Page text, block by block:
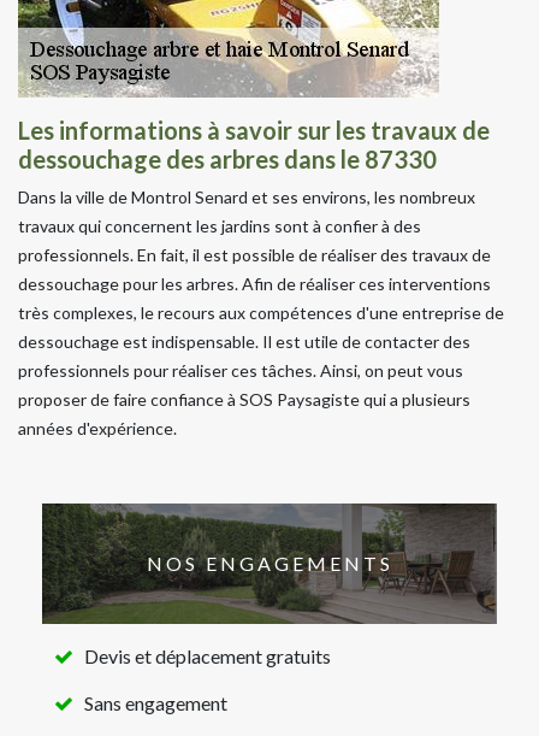
Les informations à savoir sur les travaux de
dessouchage des arbres dans le 87330
Dans la ville de Montrol Senard et ses environs, les nombreux
travaux qui concernent les jardins sont à confier à des
professionnels. En fait, il est possible de réaliser des travaux de
dessouchage pour les arbres. Afin de réaliser ces interventions
très complexes, le recours aux compétences d'une entreprise de
dessouchage est indispensable. Il est utile de contacter des
professionnels pour réaliser ces tâches. Ainsi, on peut vous
proposer de faire confiance à SOS Paysagiste qui a plusieurs
années d'expérience.
NOS ENGAGEMENTS
Devis et déplacement gratuits
Sans engagement